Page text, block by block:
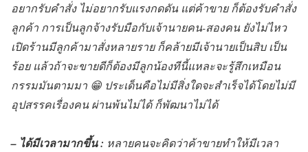
อยากรับคำสั่ง ไม่อยากรับแรงกดดัน แต่ค้าขาย ก็ต้องรับคำสั่ง
ลูกค้า การเป็นลูกจ้างรับมือกับเจ้านายคน-สองคน ยังไม่ไหว
เปิดร้านมีลูกค้ามาสั่งหลายราย ก็คล้ายมีเจ้านายเป็นสิบ เป็น
ร้อย แล้วถ้าจะขายดีก็ต้องมีลูกน้องทีนี้แหละจะรู้สึกเหมือน
กรรมมันตามมา 😁 ประเด็นคือไม่มีสิ่งใดจะสำเร็จได้โดยไม่มี
อุปสรรคเรื่องคน ผ่านพ้นไม่ได้ ก็พัฒนาไม่ได้
– ได้มีเวลามากขึ้น : หลายคนจะคิดว่าค้าขายทำให้มีเวลา